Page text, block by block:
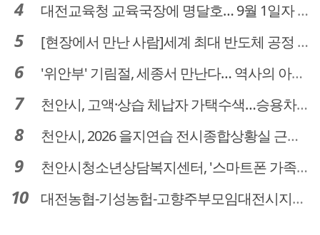
대전교육청 교육국장에 명달호… 9월 1일자 181명 인사
[현장에서 만난 사람]세계 최대 반도체 공정 장비 제조 기업 ASML 한종호 매니저
'위안부' 기림절, 세종서 만난다… 역사의 아픔 치유, '평화의 장'
천안시, 고액·상습 체납자 가택수색…승용차 압류·공매 착수
천안시, 2026 을지연습 전시종합상황실 근무자 사전교육
천안시청소년상담복지센터, '스마트폰 가족치유캠프' 운영
대전농협-기성농헙-고향주부모임대전시지회, 이심점심 중식지원 봉사활동